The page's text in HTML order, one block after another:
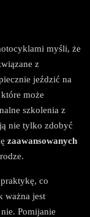
myśli, że
z
jeździć na
może
szkolenia z
nie tylko zdobyć
zaawansowanych
co
ważna jest
Pomijanie